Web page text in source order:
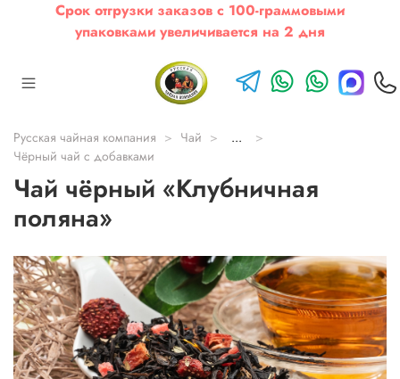
Срок отгрузки заказов с 100-граммовыми
упаковками увеличивается на 2 дня
Русская чайная компания Чай
...
Чёрный чай с добавками
Чай чёрный «Клубничная
поляна»